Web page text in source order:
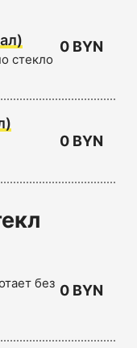
стекло
0 BYN
0 BYN
без 0 BYN